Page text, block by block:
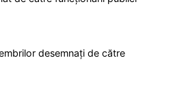
desemnați de către